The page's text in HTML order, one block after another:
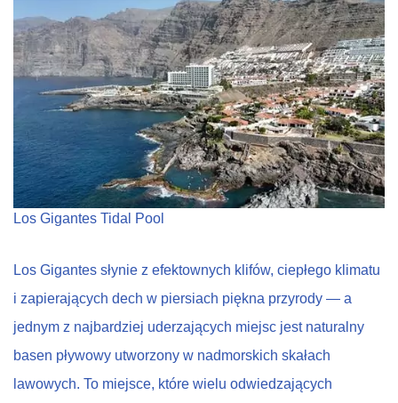
Los Gigantes Tidal Pool
Los Gigantes słynie z efektownych klifów, ciepłego klimatu
i zapierających dech w piersiach piękna przyrody — a
jednym z najbardziej uderzających miejsc jest naturalny
basen pływowy utworzony w nadmorskich skałach
lawowych. To miejsce, które wielu odwiedzających